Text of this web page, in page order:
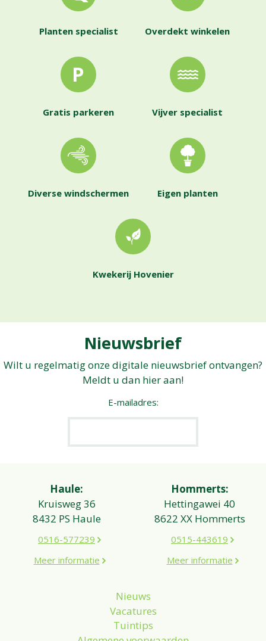
Planten specialist Overdekt winkelen
Gratis parkeren Vijver specialist
Diverse windschermen Eigen planten
Kwekerij Hovenier
Nieuwsbrief
Wilt u regelmatig onze digitale nieuwsbrief ontvangen?
Meldt u dan hier aan!
E-mailadres:
Haule:
Kruisweg 36
8432 PS Haule
0516-577239
Meer informatie
Hommerts:
Hettingawei 40
8622 XX Hommerts
0515-443619
Meer informatie
Nieuws
Vacatures
Tuintips